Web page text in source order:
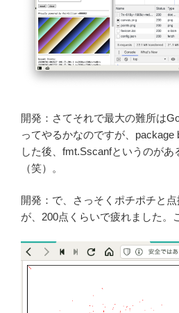
開発：さてそれで最大の難所は
ってやるかなのですが、package
した後、fmt.Sscanfというのがあ
（笑）。
開発：で、さっそくポチポチと
が、200点くらいで疲れました。